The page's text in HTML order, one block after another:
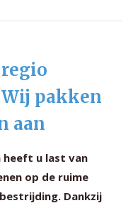
pakken
aan
heeft u last van
op de ruime
Dankzij